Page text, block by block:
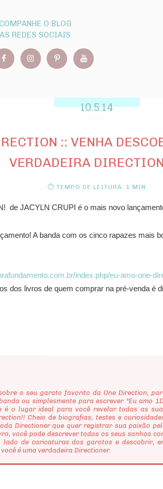
O BLOG
REDES SOCIAIS
10.5.14
:: VENHA
VERDADEIRA
⏱ TEMPO DE LEITURA: 1 MIN
de JACYLN CRUPI é o mais novo
A banda com os cinco rapazes mais
index.php/eu-amo-one-
dos livros de quem comprar na pré-venda é
o seu garoto favorito da One Direction,
ou simplesmente para escrever "Eu amo
é o lugar ideal para você revelar todas as
Cheio de biografias, testes e
Directioner que quer registrar sua paixão
você pode descrever todos os seus sonhos
lado de caricaturas dos garotos e descobrir,
é uma verdadeira Directioner.